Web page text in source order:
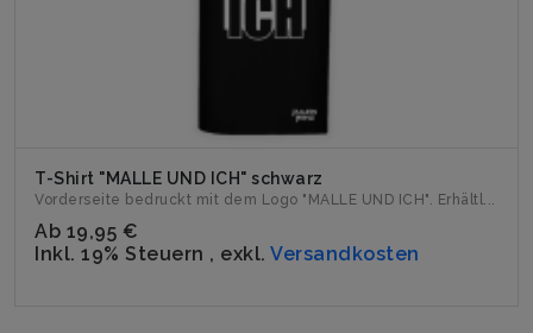
T-Shirt "MALLE UND ICH" schwarz
Vorderseite bedruckt mit dem Logo "MALLE UND ICH". Erhältl...
Ab 19,95 €
Inkl. 19% Steuern , exkl. Versandkosten